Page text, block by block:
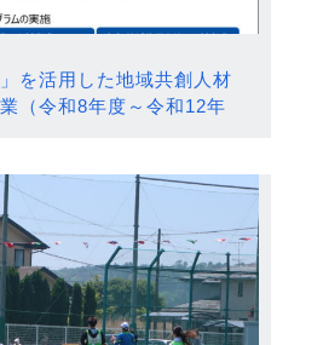
を活用した地域共創人材
（令和8年度～令和12年